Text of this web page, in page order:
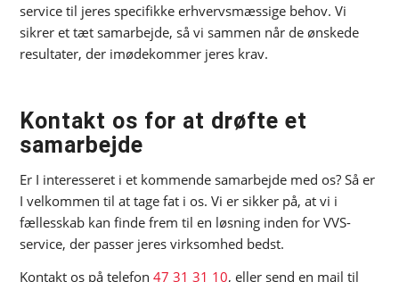
service til jeres specifikke erhvervsmæssige behov. Vi
sikrer et tæt samarbejde, så vi sammen når de ønskede
resultater, der imødekommer jeres krav.
Kontakt os for at drøfte et
samarbejde
Er I interesseret i et kommende samarbejde med os? Så er
I velkommen til at tage fat i os. Vi er sikker på, at vi i
fællesskab kan finde frem til en løsning inden for VVS-
service, der passer jeres virksomhed bedst.
Kontakt os på telefon47 31 31 10, eller send en mail til